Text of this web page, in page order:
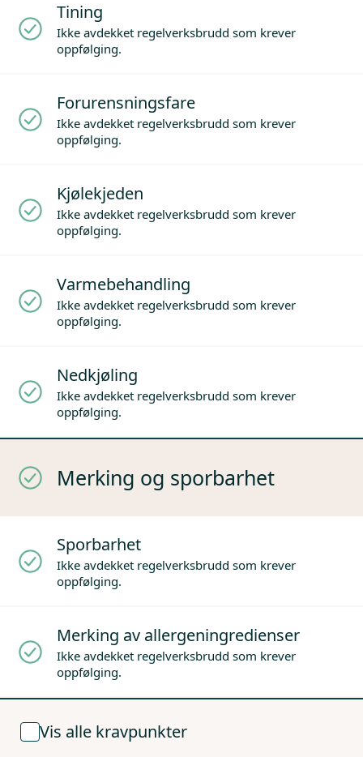
Tining
Ikke avdekket regelverksbrudd som krever
oppfølging.
Forurensningsfare
Ikke avdekket regelverksbrudd som krever
oppfølging.
Kjølekjeden
Ikke avdekket regelverksbrudd som krever
oppfølging.
Varmebehandling
Ikke avdekket regelverksbrudd som krever
oppfølging.
Nedkjøling
Ikke avdekket regelverksbrudd som krever
oppfølging.
Merking og sporbarhet
Sporbarhet
Ikke avdekket regelverksbrudd som krever
oppfølging.
Merking av allergeningredienser
Ikke avdekket regelverksbrudd som krever
oppfølging.
Vis alle kravpunkter